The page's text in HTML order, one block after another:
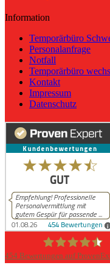
Information
Temporärbüro
Personalanfrage
Notfall
Temporärbüro
Kontakt
Impressum
Datenschutz
454 Bewertungen auf